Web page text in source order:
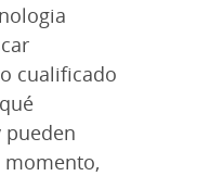
cualificado
pueden
momento,